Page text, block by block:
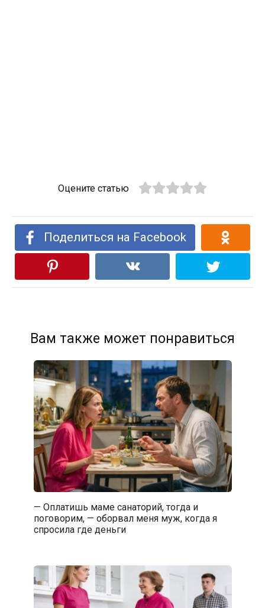
Оцените статью
Поделиться на Facebook
Вам также может понравиться
— Оплатишь маме санаторий, тогда и
поговорим, — оборвал меня муж, когда я
спросила где деньги